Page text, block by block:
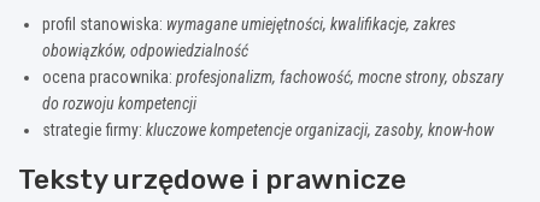
profil stanowiska: wymagane umiejętności, kwalifikacje, zakres
obowiązków, odpowiedzialność
ocena pracownika: profesjonalizm, fachowość, mocne strony, obszary
do rozwoju kompetencji
strategie firmy: kluczowe kompetencje organizacji, zasoby, know-how
Teksty urzędowe i prawnicze